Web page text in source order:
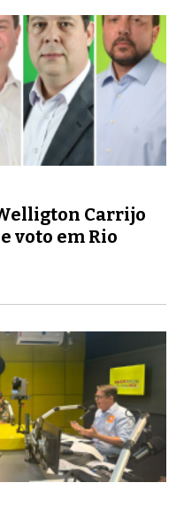
Carrijo
voto em Rio